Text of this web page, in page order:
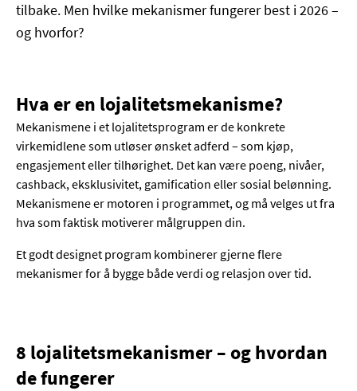
tilbake. Men hvilke mekanismer fungerer best i 2026 –
og hvorfor?
Hva er en lojalitetsmekanisme?
Mekanismene i et lojalitetsprogram er de konkrete
virkemidlene som utløser ønsket adferd – som kjøp,
engasjement eller tilhørighet. Det kan være poeng, nivåer,
cashback, eksklusivitet, gamification eller sosial belønning.
Mekanismene er motoren i programmet, og må velges ut fra
hva som faktisk motiverer målgruppen din.
Et godt designet program kombinerer gjerne flere
mekanismer for å bygge både verdi og relasjon over tid.
8 lojalitetsmekanismer – og hvordan
de fungerer